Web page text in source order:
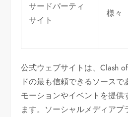
サードパーティ
サイト
様々
公式ウェブサイトは、Clash
ドの最も信頼できるソースで
モーションやイベントを提供
ます。ソーシャルメディア